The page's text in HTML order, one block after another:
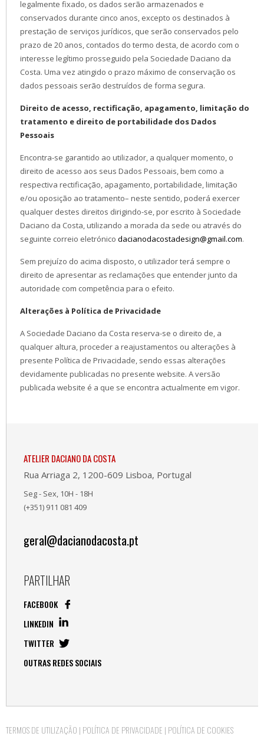
legalmente fixado, os dados serão armazenados e
conservados durante cinco anos, excepto os destinados à
prestação de serviços jurídicos, que serão conservados pelo
prazo de 20 anos, contados do termo desta, de acordo com o
interesse legítimo prosseguido pela Sociedade Daciano da
Costa. Uma vez atingido o prazo máximo de conservação os
dados pessoais serão destruídos de forma segura.
Direito de acesso, rectificação, apagamento, limitação do
tratamento e direito de portabilidade dos Dados
Pessoais
Encontra-se garantido ao utilizador, a qualquer momento, o
direito de acesso aos seus Dados Pessoais, bem como a
respectiva rectificação, apagamento, portabilidade, limitação
e/ou oposição ao tratamento– neste sentido, poderá exercer
qualquer destes direitos dirigindo-se, por escrito à Sociedade
Daciano da Costa, utilizando a morada da sede ou através do
seguinte correio eletrónico dacianodacostadesign@gmail.com.
Sem prejuízo do acima disposto, o utilizador terá sempre o
direito de apresentar as reclamações que entender junto da
autoridade com competência para o efeito.
Alterações à Política de Privacidade
A Sociedade Daciano da Costa reserva-se o direito de, a
qualquer altura, proceder a reajustamentos ou alterações à
presente Política de Privacidade, sendo essas alterações
devidamente publicadas no presente website. A versão
publicada website é a que se encontra actualmente em vigor.
ATELIER DACIANO DA COSTA
Rua Arriaga 2, 1200-609 Lisboa, Portugal
Seg - Sex, 10H - 18H
(+351) 911 081 409
geral@dacianodacosta.pt
PARTILHAR
FACEBOOK
LINKEDIN
TWITTER
OUTRAS REDES SOCIAIS
TERMOS DE UTILIZAÇÃO | POLÍTICA DE PRIVACIDADE | POLÍTICA DE COOKIES